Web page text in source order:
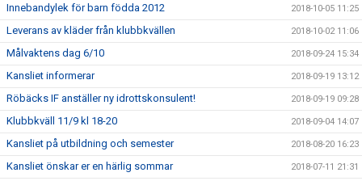
Innebandylek för barn födda 2012 2018-10-05 11:25
Leverans av kläder från klubbkvällen 2018-10-02 11:06
Målvaktens dag 6/10 2018-09-24 15:34
Kansliet informerar 2018-09-19 13:12
Röbäcks IF anställer ny idrottskonsulent! 2018-09-19 09:28
Klubbkväll 11/9 kl 18-20 2018-09-04 14:07
Kansliet på utbildning och semester 2018-08-20 16:23
Kansliet önskar er en härlig sommar 2018-07-11 21:31